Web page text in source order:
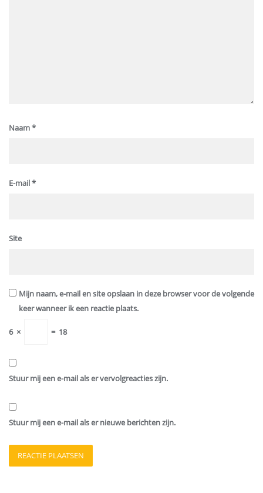
Naam*
E-mail*
Site
Mijn naam, e-mail en site opslaan in deze browser voor de volgende
keer wanneer ik een reactie plaats.
6 × = 18
Stuur mij een e-mail als er vervolgreacties zijn.
Stuur mij een e-mail als er nieuwe berichten zijn.